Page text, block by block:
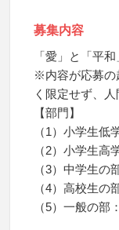
募集内容
「愛」と「平
※内容が応募の
く限定せず、
【部門】
（1）小学生低
（2）小学生高
（3）中学生の
（4）高校生の
（5）一般の部